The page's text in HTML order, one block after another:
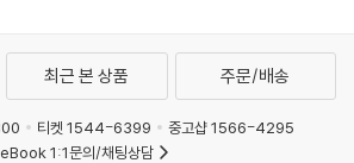
최근 본 상품 주문/배송
티켓 1544-6399
중고샵 1566-4295
eBook 1:1문의/채팅상담